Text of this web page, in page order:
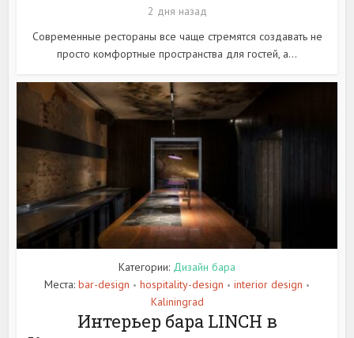
2 дня назад
Современные рестораны все чаще стремятся создавать не
просто комфортные пространства для гостей, а...
Категории: Дизайн бара
Места: bar-design • hospitality-design • interior design •
Kaliningrad
Интерьер бара LINCH в